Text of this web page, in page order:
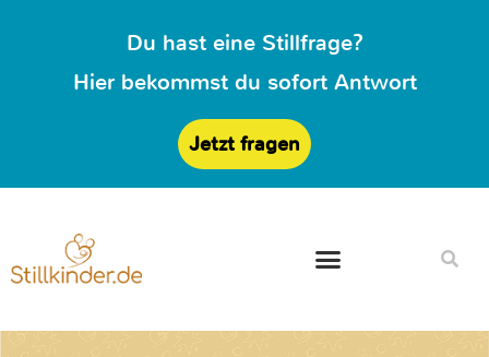
Du hast eine Stillfrage?
Hier bekommst du sofort Antwort
Jetzt fragen